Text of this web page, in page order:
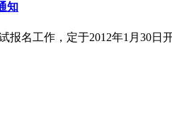
知
名工作，定于2012年1月30